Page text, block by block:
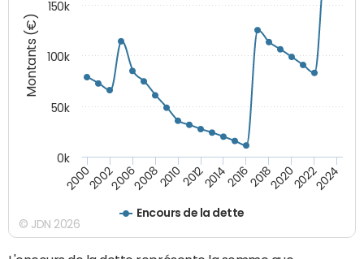
Montants (€)
Encours de la dette
200020022006200820102012201420162018202020222024
0k
50k
100k
150k
© JDN 2026